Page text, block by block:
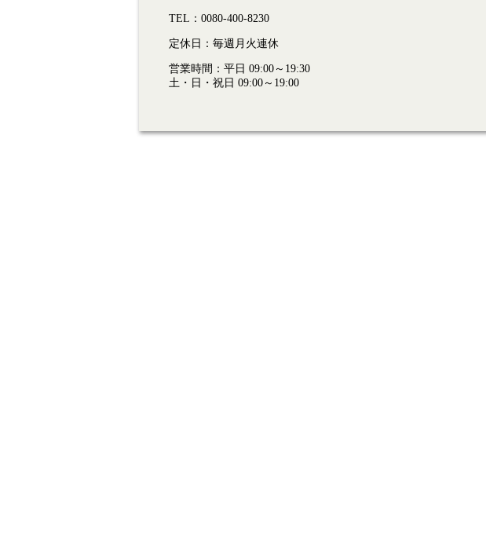
TEL：0080-400-8230
定休日：毎週月火連休
営業時間：平日 09:00～19:30
土・日・祝日 09:00～19:00